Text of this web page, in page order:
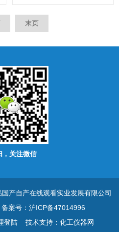
数等功能. 可选配RS232通讯
接口,可连接电脑或打印机.
末页
，关注微信
产自产在线观看实业发展有限公司
备案号：沪ICP备47014996
登陆 技术支持：化工仪器网